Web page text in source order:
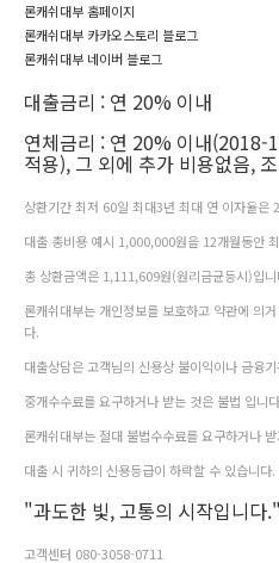
론캐쉬대부 홈페이지
론캐쉬대부 카카오스토리 블로그
론캐쉬대부 네이버 블로그
대출금리 : 연 20% 이내
연체금리 : 연 20% 이내(2018-
적용), 그 외에 추가 비용없음,
상환기간 최저 60일 최대3년 최대 연 이자율은
대출 총비용 예시 1,000,000원을 12개월동안
총 상환금액은 1,111,609원(원리금균등시)입
론캐쉬대부는 개인정보를 보호하고 약관에 의
다.
대출상담은 고객님의 신용상 불이익이나 금융
중개수수료를 요구하거나 받는 것은 불법 입니
론캐쉬대부는 절대 불법수수료를 요구하거나
대출 시 귀하의 신용등급이 하락할 수 있습니다.
"과도한 빛, 고통의 시작입니다."
고객센터 080-3058-0711